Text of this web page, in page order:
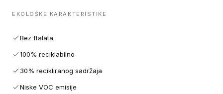
EKOLOŠKE KARAKTERISTIKE
Bez ftalata
100% reciklabilno
30% recikliranog sadržaja
Niske VOC emisije